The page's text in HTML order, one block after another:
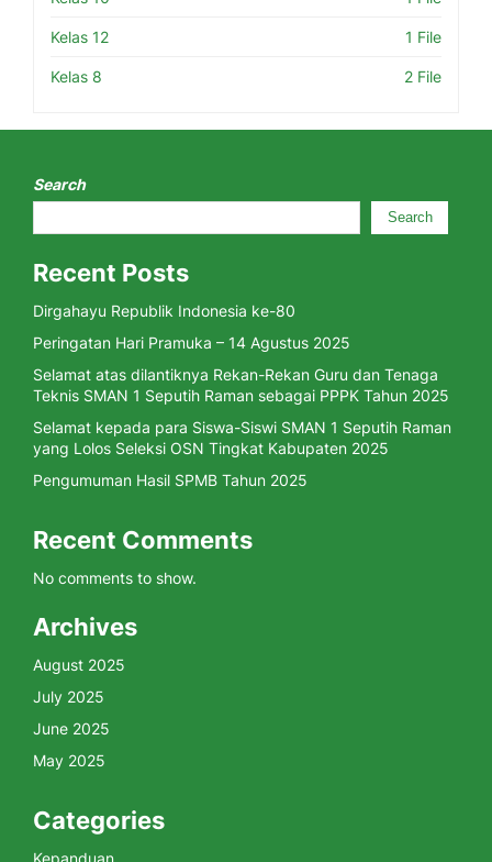
Kelas 12 1 File
Kelas 8 2 File
Search
Search
Recent Posts
Dirgahayu Republik Indonesia ke-80
Peringatan Hari Pramuka – 14 Agustus 2025
Selamat atas dilantiknya Rekan-Rekan Guru dan Tenaga
Teknis SMAN 1 Seputih Raman sebagai PPPK Tahun 2025
Selamat kepada para Siswa-Siswi SMAN 1 Seputih Raman
yang Lolos Seleksi OSN Tingkat Kabupaten 2025
Pengumuman Hasil SPMB Tahun 2025
Recent Comments
No comments to show.
Archives
August 2025
July 2025
June 2025
May 2025
Categories
Kepanduan